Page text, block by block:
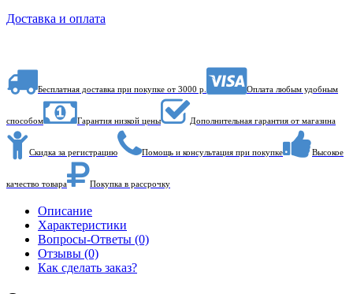
Доставка и оплата
Бесплатная доставка при покупке от 3000 р. Оплата любым удобным
способом Гарантия низкой цены Дополнительная гарантия от магазина
Скидка за регистрацию Помощь и консультация при покупке Высокое
качество товара Покупка в рассрочку
Описание
Характеристики
Вопросы-Ответы (0)
Отзывы (0)
Как сделать заказ?